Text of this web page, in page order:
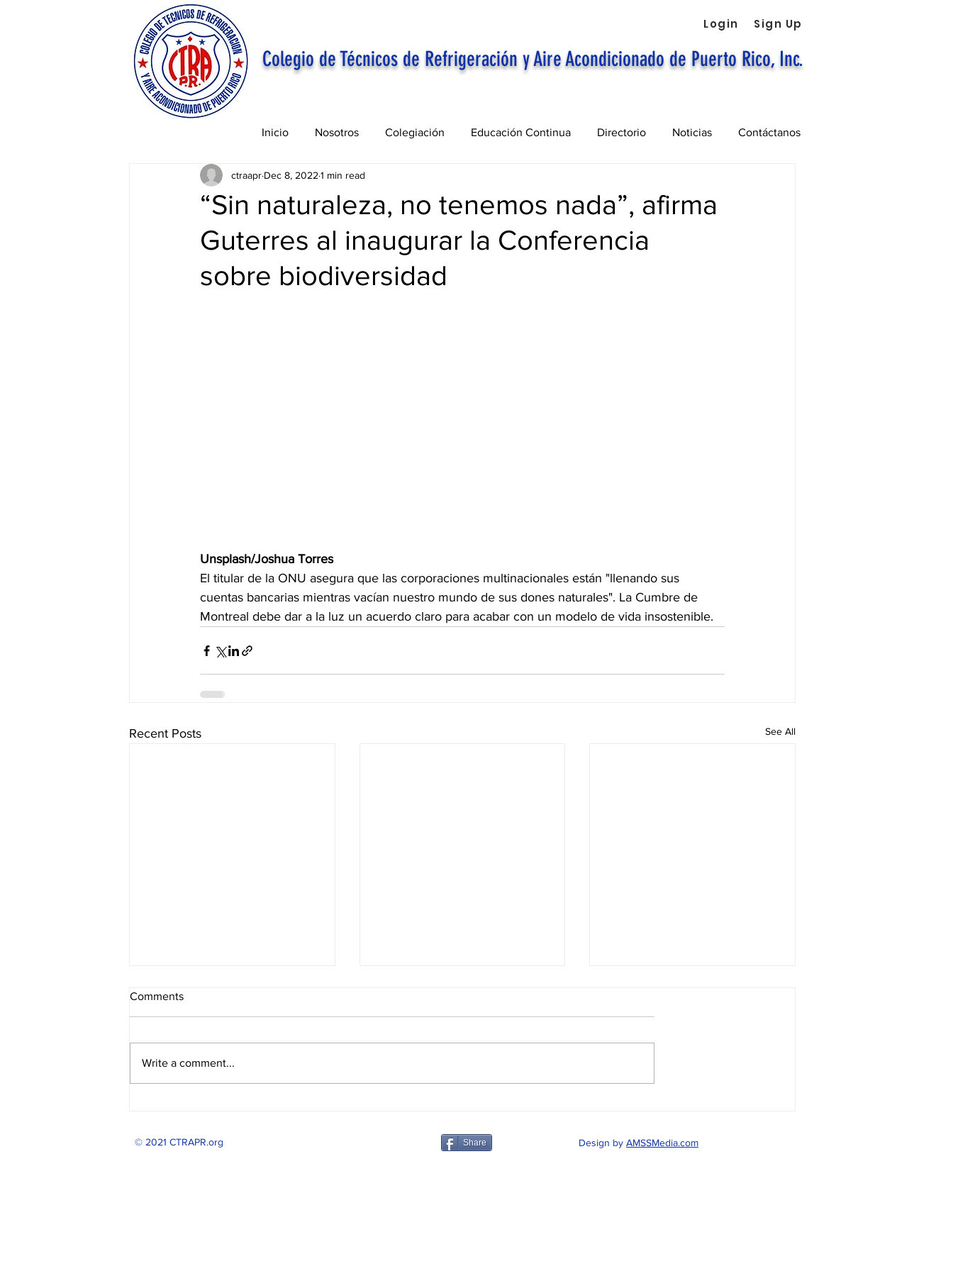
Login Sign Up
Colegio de Técnicos de Refrigeración y Aire Acondicionado de Puerto Rico, Inc.
Inicio Nosotros Colegiación Educación Continua Directorio Noticias Contáctanos
“Sin naturaleza, no tenemos nada”, afirma
Guterres al inaugurar la Conferencia
sobre biodiversidad
ctraapr Dec 8, 2022 1 min read
Unsplash/Joshua Torres
El titular de la ONU asegura que las corporaciones multinacionales están "llenando sus
cuentas bancarias mientras vacían nuestro mundo de sus dones naturales". La Cumbre de
Montreal debe dar a la luz un acuerdo claro para acabar con un modelo de vida insostenible.
Recent Posts See All
Revalida de Otoño
¡Renueva tu Colegiación!
Comments
Write a comment...
© 2021 CTRAPR.org Share Design by AMSSMedia.com